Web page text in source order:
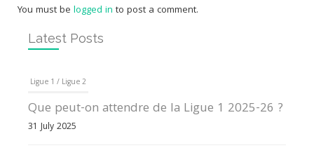
You must be logged in to post a comment.
Latest Posts
Ligue 1 / Ligue 2
Que peut-on attendre de la Ligue 1 2025-26 ?
31 July 2025